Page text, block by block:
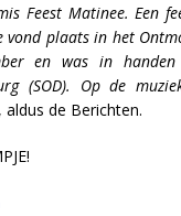
Feest Matinee. Een
vond plaats in het
en was in
(SOD). Op de
aldus de Berichten.